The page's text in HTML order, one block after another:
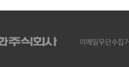
이메일무단수집